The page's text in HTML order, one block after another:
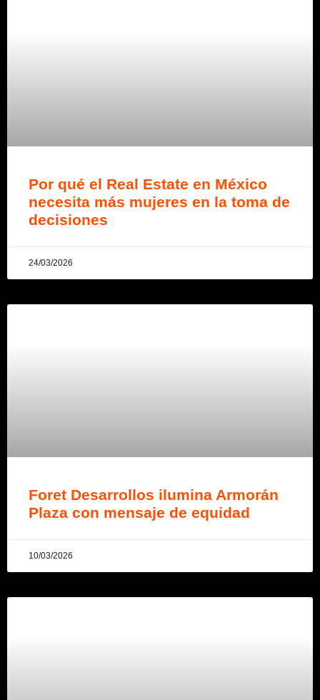
Por qué el Real Estate en México
necesita más mujeres en la toma de
decisiones
24/03/2026
Foret Desarrollos ilumina Armorán
Plaza con mensaje de equidad
10/03/2026